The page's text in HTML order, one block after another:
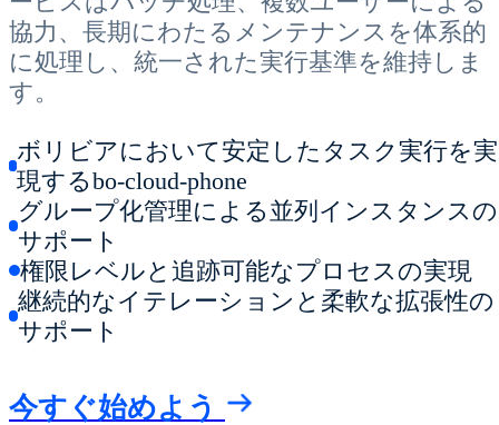
協力、長期にわたるメンテナンスを体系的
に処理し、統一された実行基準を維持しま
す。
ボリビアにおいて安定したタスク実行を実
現するbo-cloud-phone
グループ化管理による並列インスタンスの
サポート
権限レベルと追跡可能なプロセスの実現
継続的なイテレーションと柔軟な拡張性の
サポート
今すぐ始めよう